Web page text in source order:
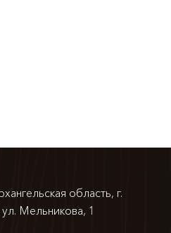
область, г.
Мельникова, 1